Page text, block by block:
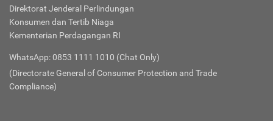
Direktorat Jenderal Perlindungan
Konsumen dan Tertib Niaga
Kementerian Perdagangan RI
WhatsApp: 0853 1111 1010 (Chat Only)
(Directorate General of Consumer Protection and Trade
Compliance)